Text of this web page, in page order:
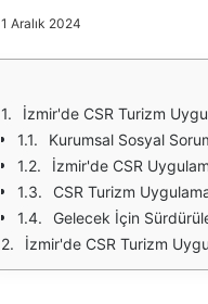
1 Aralık 2024
İzmir'de CSR Turizm
Kurumsal Sosyal
İzmir'de CSR
CSR Turizm
Gelecek İçin
İzmir'de CSR Turizm